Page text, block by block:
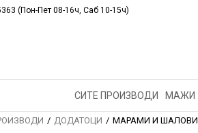
(Пон-Пет 08-16ч, Саб 10-15ч)
СИТЕ ПРОИЗВОДИ МАЖИ
ДОДАТОЦИ МАРАМИ И ШАЛОВИ